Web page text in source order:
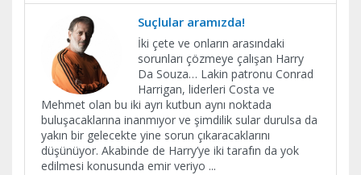
Suçlular aramızda!
İki çete ve onların arasındaki
sorunları çözmeye çalışan Harry
Da Souza… Lakin patronu Conrad
Harrigan, liderleri Costa ve
Mehmet olan bu iki ayrı kutbun aynı noktada
buluşacaklarına inanmıyor ve şimdilik sular durulsa da
yakın bir gelecekte yine sorun çıkaracaklarını
düşünüyor. Akabinde de Harry’ye iki tarafın da yok
edilmesi konusunda emir veriyo ...